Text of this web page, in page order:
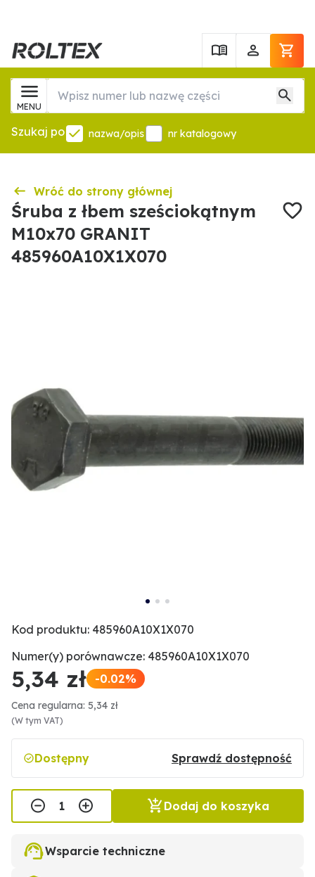
MENU
Szukaj po nazwa/opis nr katalogowy
Wróć do strony głównej
Śruba z łbem sześciokątnym
M10x70 GRANIT
485960A10X1X070
Kod produktu: 485960A10X1X070
Numer(y) porównawcze: 485960A10X1X070
5,34 zł -0.02%
Cena regularna: 5,34 zł
(W tym VAT)
Dostępny Sprawdź dostępność
Dodaj do koszyka
Wsparcie techniczne